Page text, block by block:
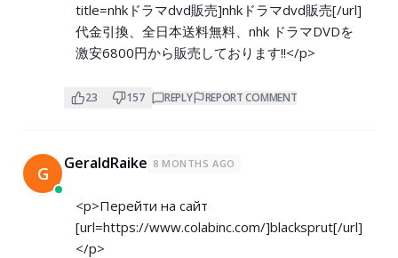
title=nhkドラマdvd販売]nhkドラマdvd販売[/url]
代金引換、全日本送料無料、nhk ドラマDVDを
激安6800円から販売しております!!</p>
23 157 REPLY REPORT COMMENT
G GeraldRaike 8 MONTHS AGO
<p>Перейти на сайт
[url=https://www.colabinc.com/]blacksprut[/url]
</p>